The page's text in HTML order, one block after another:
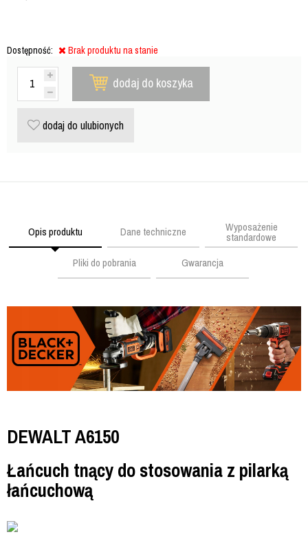
Dostępność: Brak produktu na stanie
dodaj do koszyka
dodaj do ulubionych
Opis produktu Dane techniczne Wyposażenie
standardowe
Pliki do pobrania
Gwarancja
DEWALT A6150
Łańcuch tnący do stosowania z pilarką
łańcuchową